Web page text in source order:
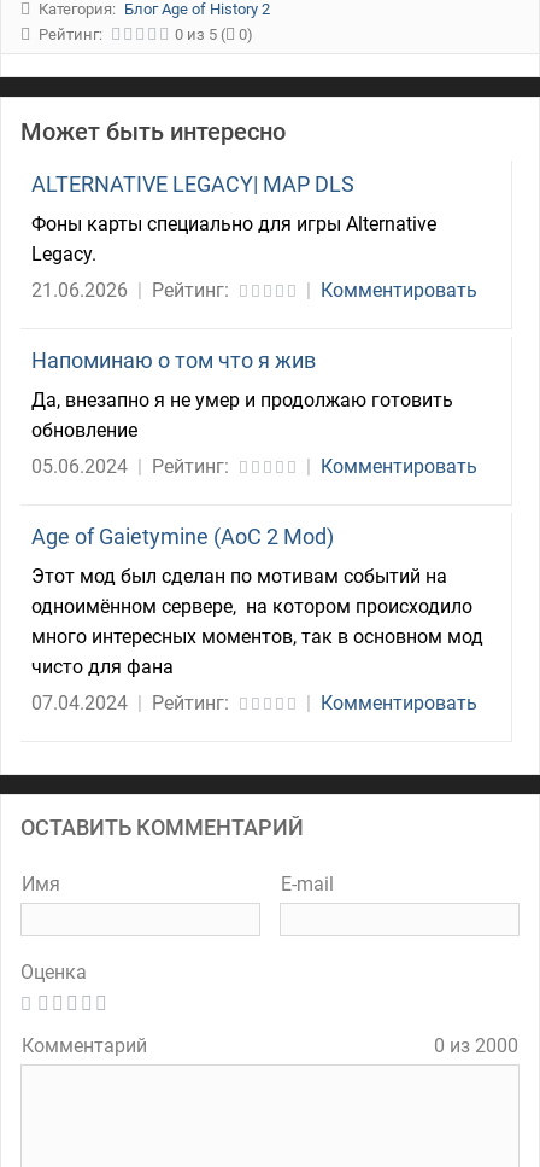
Категория: Блог Age of History 2
Рейтинг:
0 из 5 ( 0)
Может быть интересно
ALTERNATIVE LEGACY| MAP DLS
Фоны карты специально для игры Alternative
Legacy.
21.06.2026 | Рейтинг: | Комментировать
Напоминаю о том что я жив
Да, внезапно я не умер и продолжаю готовить
обновление
05.06.2024 | Рейтинг: | Комментировать
Age of Gaietymine (AoC 2 Mod)
Этот мод был сделан по мотивам событий на
одноимённом сервере, на котором происходило
много интересных моментов, так в основном мод
чисто для фана
07.04.2024 | Рейтинг: | Комментировать
ОСТАВИТЬ КОММЕНТАРИЙ
Имя E-mail
Оценка
Комментарий 0 из 2000